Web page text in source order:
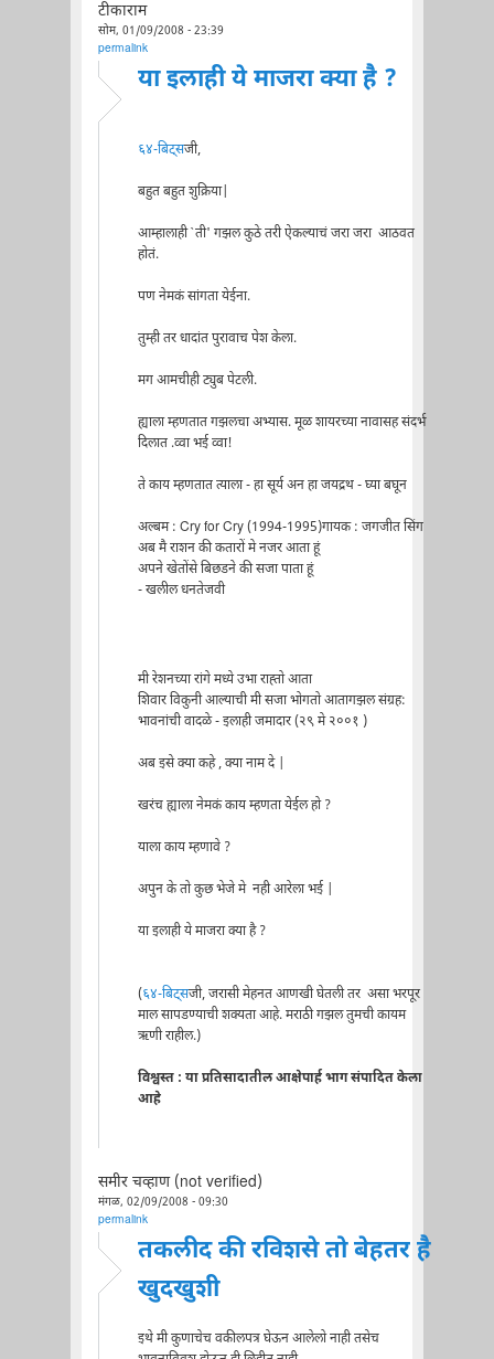
टीकाराम
सोम, 01/09/2008 - 23:39
permalink
या इलाही ये माजरा क्या है ?
६४-बिट्सजी,
बहुत बहुत शुक्रिया|
आम्हालाही `ती' गझल कुठे तरी ऐकल्याचं जरा जरा आठवत
होतं.
पण नेमकं सांगता येईना.
तुम्ही तर धादांत पुरावाच पेश केला.
मग आमचीही ट्युब पेटली.
ह्याला म्हणतात गझलचा अभ्यास. मूळ शायरच्या नावासह संदर्भ
दिलात .व्वा भई व्वा!
ते काय म्हणतात त्याला - हा सूर्य अन हा जयद्रथ - घ्या बघून
अल्बम : Cry for Cry (1994-1995)गायक : जगजीत सिंग
अब मै राशन की कतारों मे नजर आता हूं
अपने खेतोंसे बिछडने की सजा पाता हूं
- खलील धनतेजवी
मी रेशनच्या रांगे मध्ये उभा राह्तो आता
शिवार विकुनी आल्याची मी सजा भोगतो आतागझल संग्रह:
भावनांची वादळे - इलाही जमादार (२९ मे २००१ )
अब इसे क्या कहे , क्या नाम दे |
खरंच ह्याला नेमकं काय म्हणता येईल हो ?
याला काय म्हणावे ?
अपुन के तो कुछ भेजे मे नही आरेला भई |
या इलाही ये माजरा क्या है ?
(६४-बिट्सजी, जरासी मेहनत आणखी घेतली तर असा भरपूर
माल सापडण्याची शक्यता आहे. मराठी गझल तुमची कायम
ऋणी राहील.)
विश्वस्त : या प्रतिसादातील आक्षेपार्ह भाग संपादित केला
आहे
समीर चव्हाण (not verified)
मंगळ, 02/09/2008 - 09:30
permalink
तकलीद की रविशसे तो बेहतर है
खुदखुशी
इथे मी कुणाचेच वकीलपत्र घेऊन आलेलो नाही तसेच